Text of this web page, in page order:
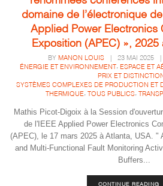
domaine de l’électronique
Applied Power Electronics
Exposition (APEC) », 2025
BY MANON LOUIS 23 MAI 2025
ÉNERGIE ET ENVIRONNEMENT , ESPACE ET
PRIX ET
SYSTÈMES COMPLEXES DE PRODUCTION ET
THERMIQUE, TOUS PUBLICS,
Mathis Picot-Digoix à la Session
de l'IEEE Applied Power Electronics
(APEC), le 17 mars 2025 à Atlanta, USA. "
and Multi-Functional Fault Monitoring
Buffers...
CONTINUE READING